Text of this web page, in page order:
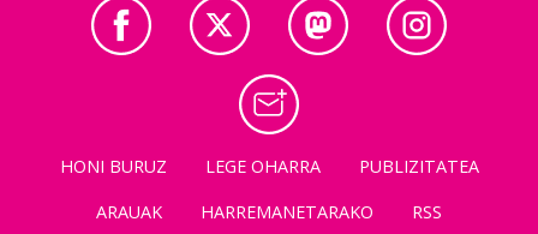
HONI BURUZ LEGE OHARRA
PUBLIZITATEA
ARAUAK
HARREMANETARAKO RSS